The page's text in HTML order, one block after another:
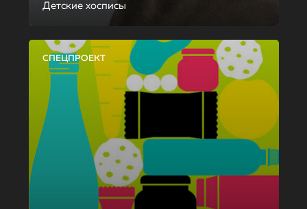
Детские хосписы
СПЕЦПРОЕКТ